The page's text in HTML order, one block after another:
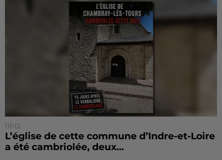
11h12
L’église de cette commune d’Indre-et-Loire
a été cambriolée, deux...